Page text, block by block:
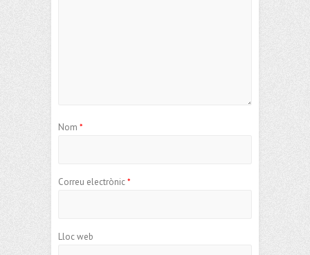
Nom *
Correu electrònic*
Lloc web